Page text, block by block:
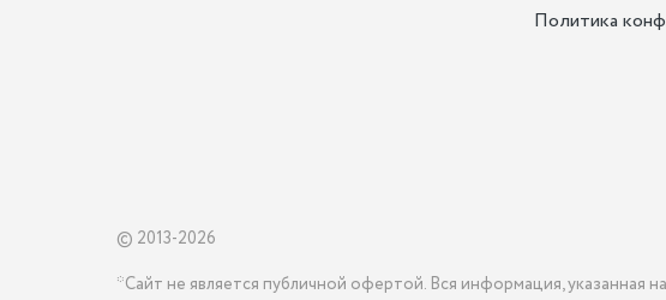
Политика
© 2013-2026
*Сайт не является публичной офертой. Вся информация, указанная